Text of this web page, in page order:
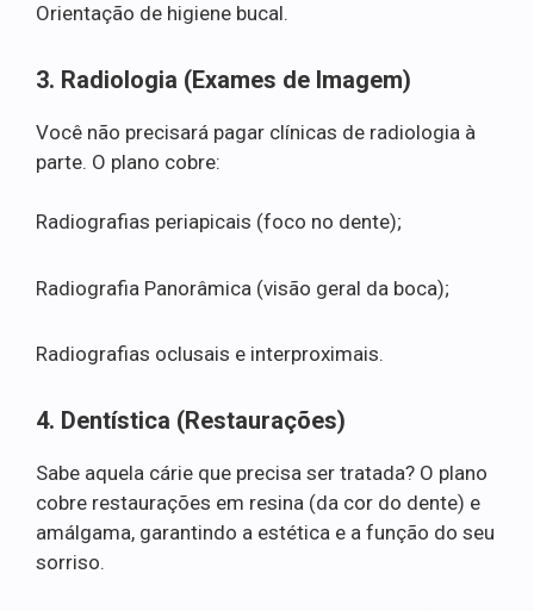
Orientação de higiene bucal.
3. Radiologia (Exames de Imagem)
Você não precisará pagar clínicas de radiologia à
parte. O plano cobre:
Radiografias periapicais (foco no dente);
Radiografia Panorâmica (visão geral da boca);
Radiografias oclusais e interproximais.
4. Dentística (Restaurações)
Sabe aquela cárie que precisa ser tratada? O plano
cobre restaurações em resina (da cor do dente) e
amálgama, garantindo a estética e a função do seu
sorriso.